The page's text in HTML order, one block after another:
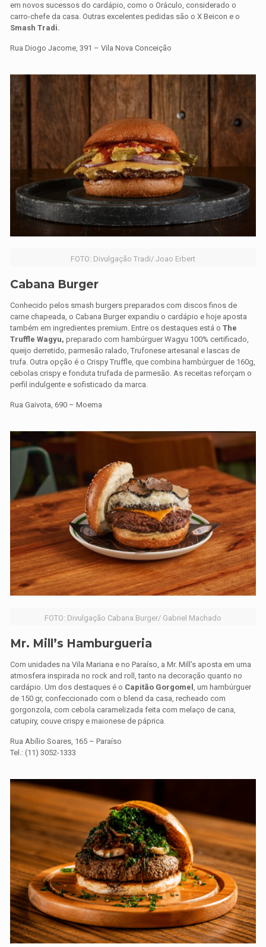
em novos sucessos do cardápio, como o Oráculo, considerado o
carro-chefe da casa. Outras excelentes pedidas são o X Beicon e o
Smash Tradi.
Rua Diogo Jacome, 391 – Vila Nova Conceição
FOTO: Divulgação Tradi/ Joao Erbert
Cabana Burger
Conhecido pelos smash burgers preparados com discos finos de
carne chapeada, o Cabana Burger expandiu o cardápio e hoje aposta
também em ingredientes premium. Entre os destaques está oThe
Truffle Wagyu, preparado com hambúrguer Wagyu 100% certificado,
queijo derretido, parmesão ralado, Trufonese artesanal e lascas de
trufa. Outra opção é o Crispy Truffle, que combina hambúrguer de 160g,
cebolas crispy e fonduta trufada de parmesão. As receitas reforçam o
perfil indulgente e sofisticado da marca.
Rua Gaivota, 690 – Moema
FOTO: Divulgação Cabana Burger/ Gabriel Machado
Mr. Mill’s Hamburgueria
Com unidades na Vila Mariana e no Paraíso, a Mr. Mill’s aposta em uma
atmosfera inspirada no rock and roll, tanto na decoração quanto no
cardápio. Um dos destaques é o Capitão Gorgomel, um hambúrguer
de 150 gr, confeccionado com o blend da casa, recheado com
gorgonzola, com cebola caramelizada feita com melaço de cana,
catupiry, couve crispy e maionese de páprica.
Rua Abílio Soares, 165 – Paraíso
Tel.: (11) 3052-1333